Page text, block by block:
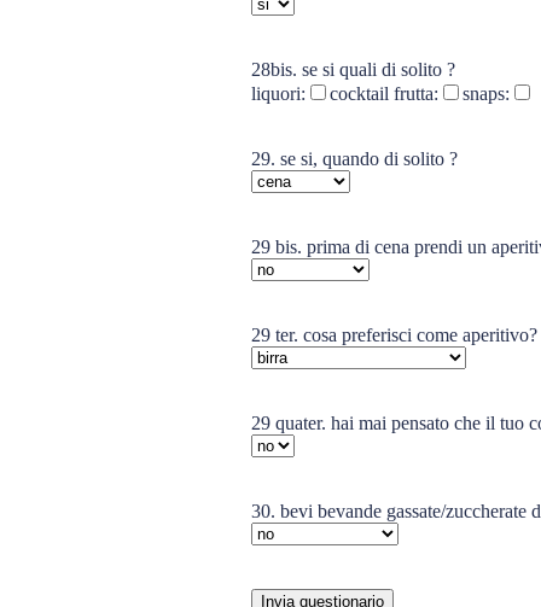
28bis. se si quali di solito ?
liquori:
cocktail frutta: snaps:
29. se si, quando di solito ?
29 bis. prima di cena prendi un
29 ter. cosa preferisci come aperitivo?
29 quater. hai mai pensato che il tuo
30. bevi bevande gassate/zuccherate